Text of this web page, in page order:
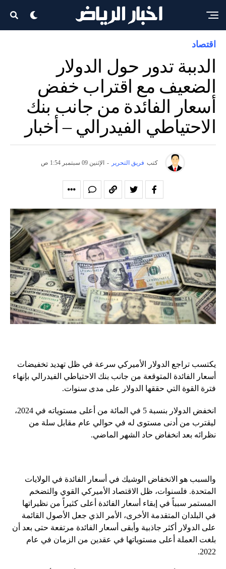
اقتصاد
الدببة تدور حول الدولار
الضعيف مع اقتراب خفض
أسعار الفائدة من جانب بنك
الاحتياطي الفيدرالي – أخبار
كتب فريق التحرير - الإثنين 09 سبتمبر 1:54 ص
يكتسب تراجع الدولار الأميركي سرعة في ظل تهديد تخفيضات
أسعار الفائدة المتوقعة من جانب بنك الاحتياطي الفيدرالي بإنهاء
فترة القوة التي حققها الدولار على مدى سنوات.
انخفض الدولار بنسبة 5 في المائة من أعلى مستوياته في 2024،
ليقترب من أدنى مستوى له في حوالي عام مقابل سلة من
نظرائه بعد انخفاض حاد الشهر الماضي.
والسبب هو الانخفاض الوشيك في أسعار الفائدة في الولايات
المتحدة. فلسنوات، ظل الاقتصاد الأميركي القوي والتضخم
المستمر سبباً في إبقاء أسعار الفائدة أعلى كثيراً من نظيراتها
في البلدان المتقدمة الأخرى، الأمر الذي جعل الأصول القائمة
على الدولار أكثر جاذبية وأبقى أسعار الفائدة مرتفعة حتى بعد أن
بلغت العملة أعلى مستوياتها في عقدين من الزمان في عام
2022.